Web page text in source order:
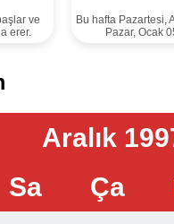
ve
erer.
Bu hafta Pazartesi,
Pazar, Ocak
Aralık
Sa Ça